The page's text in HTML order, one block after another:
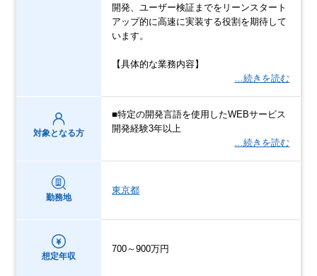
開発、ユーザー検証までをリーンスタート
アップ的に高速に実装する役割を期待して
います。
【具体的な業務内容】
…続きを読む
対象となる方
■特定の開発言語を使用したWEBサービス
開発経験3年以上
…続きを読む
勤務地
東京都
想定年収
700～900万円